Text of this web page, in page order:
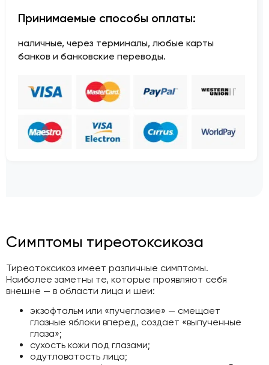
Принимаемые способы оплаты:
наличные, через терминалы, любые карты
банков и банковские переводы.
Симптомы тиреотоксикоза
Тиреотоксикоз имеет различные симптомы.
Наиболее заметны те, которые проявляют себя
внешне — в области лица и шеи:
экзофтальм или «пучеглазие» — смещает
глазные яблоки вперед, создает «выпученные
глаза»;
сухость кожи под глазами;
одутловатость лица;